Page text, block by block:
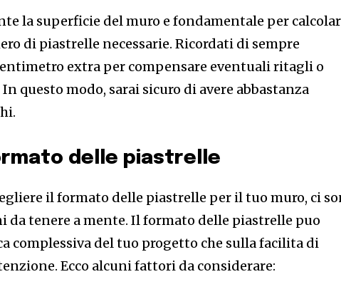
la superficie del muro e fondamentale per
di piastrelle necessarie. Ricordati di sempre
extra per compensare eventuali ritagli o
questo modo, sarai sicuro di avere abbastanza
delle piastrelle
il formato delle piastrelle per il tuo muro, ci
da tenere a mente. Il formato delle piastrelle puo
complessiva del tuo progetto che sulla facilita di
Ecco alcuni fattori da considerare: